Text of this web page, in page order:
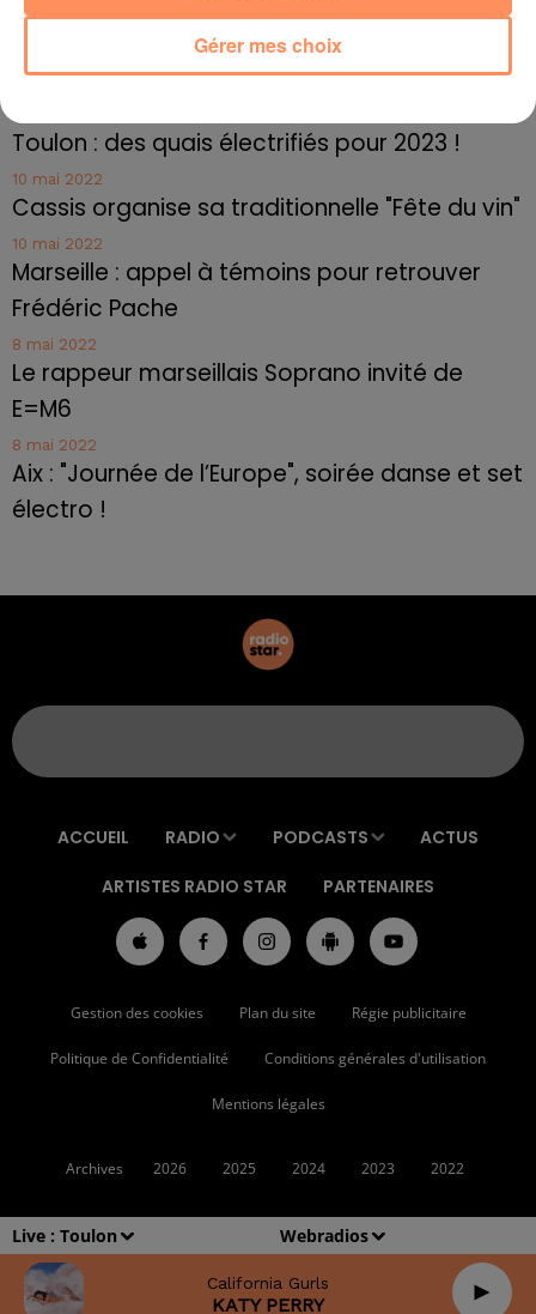
Live : Toulon Webradios
California Gurls
KATY PERRY
27 juin 2022
Le cocholed pour jouer à la pétanque
jusqu'au bout de la nuit !
Toulon : des quais électrifiés pour 2023 !
10 mai 2022
Cassis organise sa traditionnelle "Fête du vin"
10 mai 2022
Marseille : appel à témoins pour retrouver
Frédéric Pache
8 mai 2022
Le rappeur marseillais Soprano invité de
E=M6
8 mai 2022
Aix : "Journée de l’Europe", soirée danse et set
électro !
ACCUEIL RADIO PODCASTS ACTUS
ARTISTES RADIO STAR PARTENAIRES
Gestion des cookies Plan du site Régie publicitaire
Politique de Confidentialité Conditions générales d'utilisation
Mentions légales
Archives 2026 2025 2024 2023 2022
Gérer mes choix